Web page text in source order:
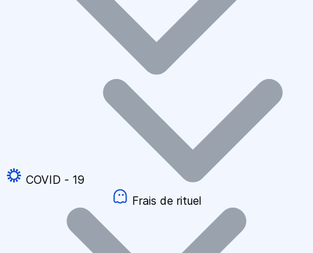
COVID - 19
Frais de rituel